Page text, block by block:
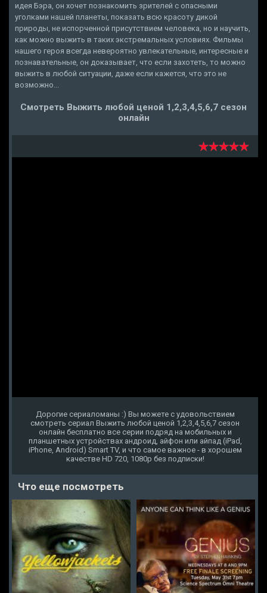
идея Бэра, он хочет познакомить зрителей с опасными
уголками нашей планеты, показать всю красоту дикой
природы, не испорченной присутствием человека, но и научить,
как можно выжить в таких экстремальных условиях. Фильмы
нашего героя всегда невероятно увлекательные, интересные и
познавательные, он доказывает, что если захотеть, то можно
выжить в любой ситуации, даже если кажется, что это не
возможно...
Смотреть Выжить любой ценой 1,2,3,4,5,6,7 сезон
онлайн
Дорогие сериаломаны :) Вы можете с удовольствием
смотреть сериал Выжить любой ценой 1,2,3,4,5,6,7 сезон
онлайн бесплатно все серии подряд на мобильных и
планшетных устройствах андроид, айфон или айпад (iPad,
iPhone, Android) Smart TV, и что самое важное - в хорошем
качестве HD 720, 1080p без подписки!
Что еще посмотреть